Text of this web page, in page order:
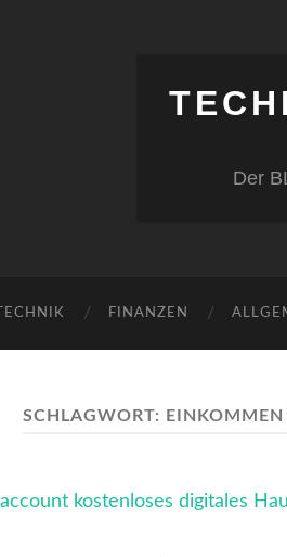
Der
TECHNIK FINANZEN
SCHLAGWORT: EINKOMMEN